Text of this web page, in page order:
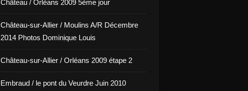
Château / Orléans 2009 5ème jour
Château-sur-Allier / Moulins A/R Décembre
2014 Photos Dominique Louis
Château-sur-Allier / Orléans 2009 étape 2
Embraud / le pont du Veurdre Juin 2010